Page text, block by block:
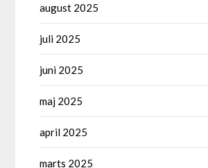
august 2025
juli 2025
juni 2025
maj 2025
april 2025
marts 2025